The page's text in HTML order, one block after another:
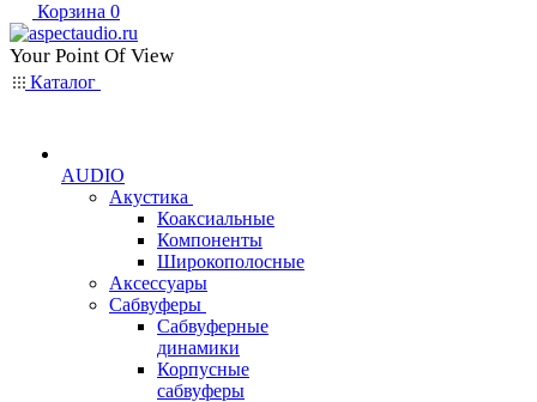
Корзина 0
Your Point Of View
Каталог
AUDIO
Акустика
Коаксиальные
Компоненты
Широкополосные
Аксессуары
Сабвуферы
Сабвуферные
динамики
Корпусные
сабвуферы